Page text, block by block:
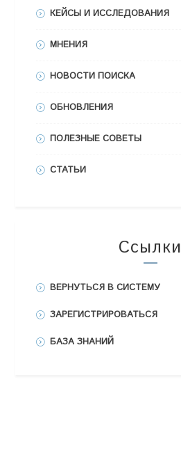
КЕЙСЫ И ИССЛЕДОВАНИЯ
МНЕНИЯ
НОВОСТИ ПОИСКА
ОБНОВЛЕНИЯ
ПОЛЕЗНЫЕ СОВЕТЫ
СТАТЬИ
Ссылки
ВЕРНУТЬСЯ В СИСТЕМУ
ЗАРЕГИСТРИРОВАТЬСЯ
БАЗА ЗНАНИЙ